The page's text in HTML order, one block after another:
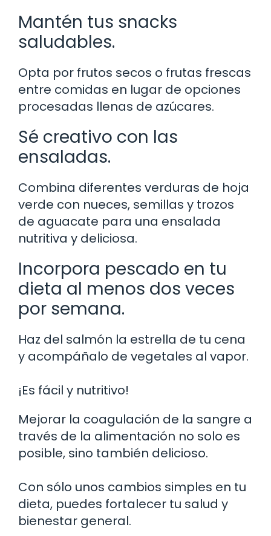
Mantén tus snacks
saludables.
Opta por frutos secos o frutas frescas
entre comidas en lugar de opciones
procesadas llenas de azúcares.
Sé creativo con las
ensaladas.
Combina diferentes verduras de hoja
verde con nueces, semillas y trozos
de aguacate para una ensalada
nutritiva y deliciosa.
Incorpora pescado en tu
dieta al menos dos veces
por semana.
Haz del salmón la estrella de tu cena
y acompáñalo de vegetales al vapor.
¡Es fácil y nutritivo!
Mejorar la coagulación de la sangre a
través de la alimentación no solo es
posible, sino también delicioso.
Con sólo unos cambios simples en tu
dieta, puedes fortalecer tu salud y
bienestar general.